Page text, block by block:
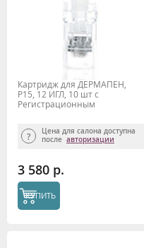
Картридж для ДЕРМАПЕН,
P15, 12 ИГЛ, 10 шт с
Регистрационным
Цена для салона доступна
после авторизации
3 580 р.
КУПИТЬ